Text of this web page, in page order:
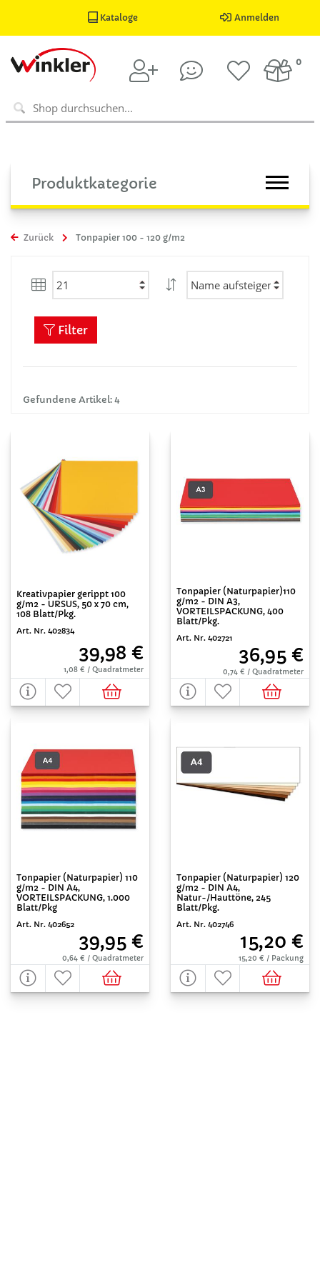
Kataloge Anmelden
0
Produktkategorie
Zurück Tonpapier 100 - 120 g/m2
Gefundene Artikel: 4
Filter
Kreativpapier gerippt 100
g/m2 - URSUS, 50 x 70 cm,
108 Blatt/Pkg.
Art. Nr. 402834
39,98 €
1,08 € / Quadratmeter
Tonpapier (Naturpapier)110
g/m2 - DIN A3,
VORTEILSPACKUNG, 400
Blatt/Pkg.
Art. Nr. 402721
36,95 €
0,74 € / Quadratmeter
Tonpapier (Naturpapier) 110
g/m2 - DIN A4,
VORTEILSPACKUNG, 1.000
Blatt/Pkg
Art. Nr. 402652
39,95 €
0,64 € / Quadratmeter
Tonpapier (Naturpapier) 120
g/m2 - DIN A4,
Natur-/Hauttöne, 245
Blatt/Pkg.
Art. Nr. 402746
15,20 €
15,20 € / Packung